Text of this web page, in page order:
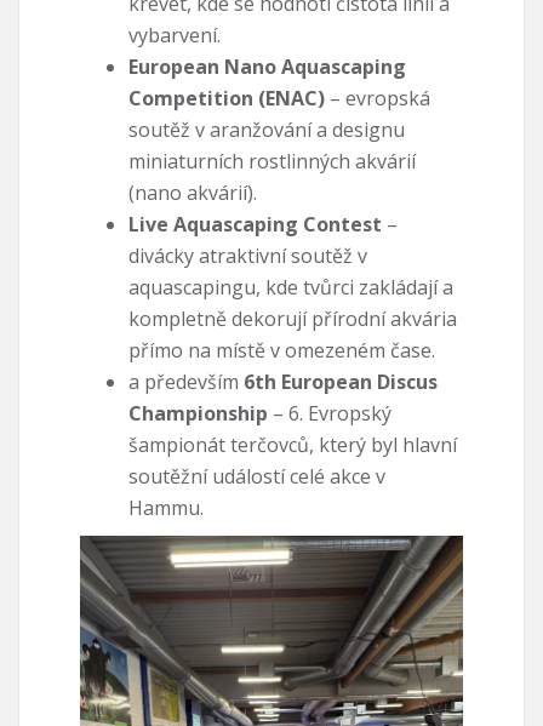
vybarvení.
European Nano Aquascaping
Competition (ENAC) – evropská
soutěž v aranžování a designu
miniaturních rostlinných akvárií
(nano akvárií).
Live Aquascaping Contest –
divácky atraktivní soutěž v
aquascapingu, kde tvůrci zakládají a
kompletně dekorují přírodní akvária
přímo na místě v omezeném čase.
a především 6th European Discus
Championship – 6. Evropský
šampionát terčovců, který byl hlavní
soutěžní událostí celé akce v
Hammu.